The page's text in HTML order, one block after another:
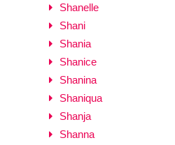
Shanelle
Shani
Shania
Shanice
Shanina
Shaniqua
Shanja
Shanna